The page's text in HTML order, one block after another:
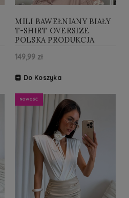
MILI BAWEŁNIANY BIAŁY
T-SHIRT OVERSIZE
POLSKA PRODUKCJA
149,99 zł
Do Koszyka
NOWOŚĆ